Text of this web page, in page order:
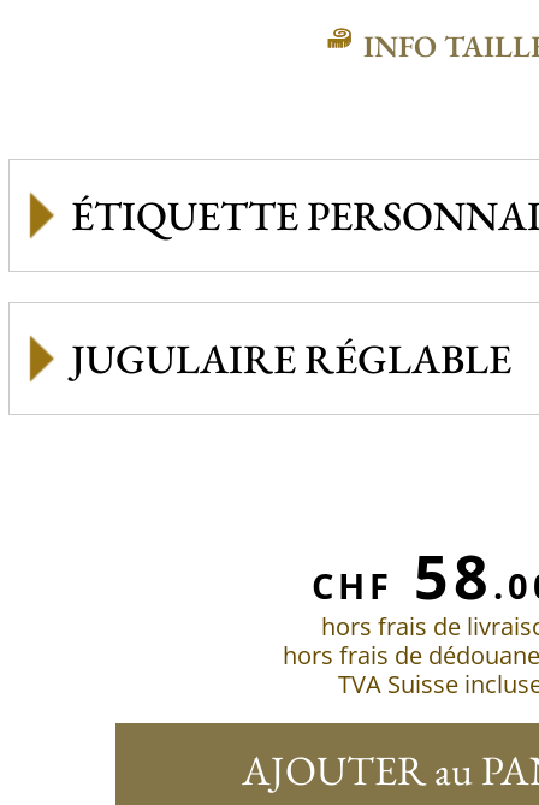
INFO
ÉTIQUETTE
JUGULAIRE RÉGLABLE
CHF 58
hors frais de
hors frais de
TVA Suisse
AJOUTER au